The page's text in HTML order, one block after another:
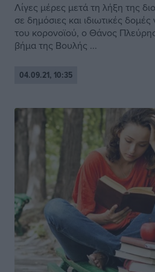
Λίγες μέρες μετά τη λήξη της
σε δημόσιες και ιδιωτικές
του κορονοϊού, ο Θάνος
βήμα της Βουλής ...
04.09.21, 10:35